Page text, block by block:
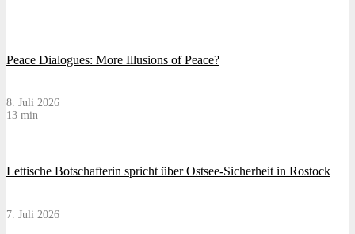
Peace Dialogues: More Illusions of Peace?
8. Juli 2026
13 min
Lettische Botschafterin spricht über Ostsee-Sicherheit in Rostock
7. Juli 2026